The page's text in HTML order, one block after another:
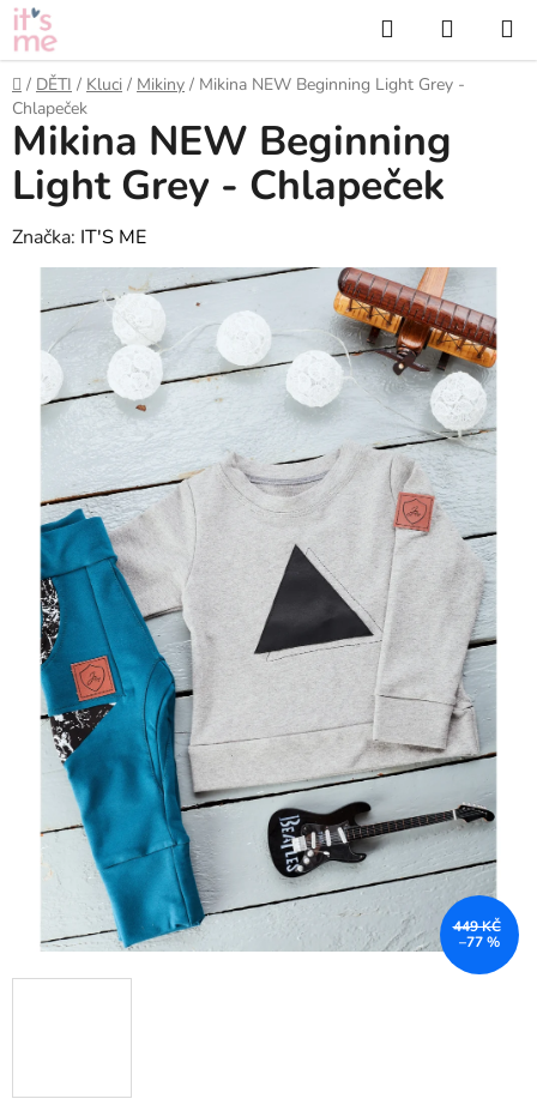
Přejít
na
obsah
Hledat
KOŠÍK
Domů
/ DĚTI / Kluci / Mikiny / Mikina NEW Beginning Light Grey -
Chlapeček
Mikina NEW Beginning
Light Grey - Chlapeček
Značka: IT'S ME
449 KČ
–77 %